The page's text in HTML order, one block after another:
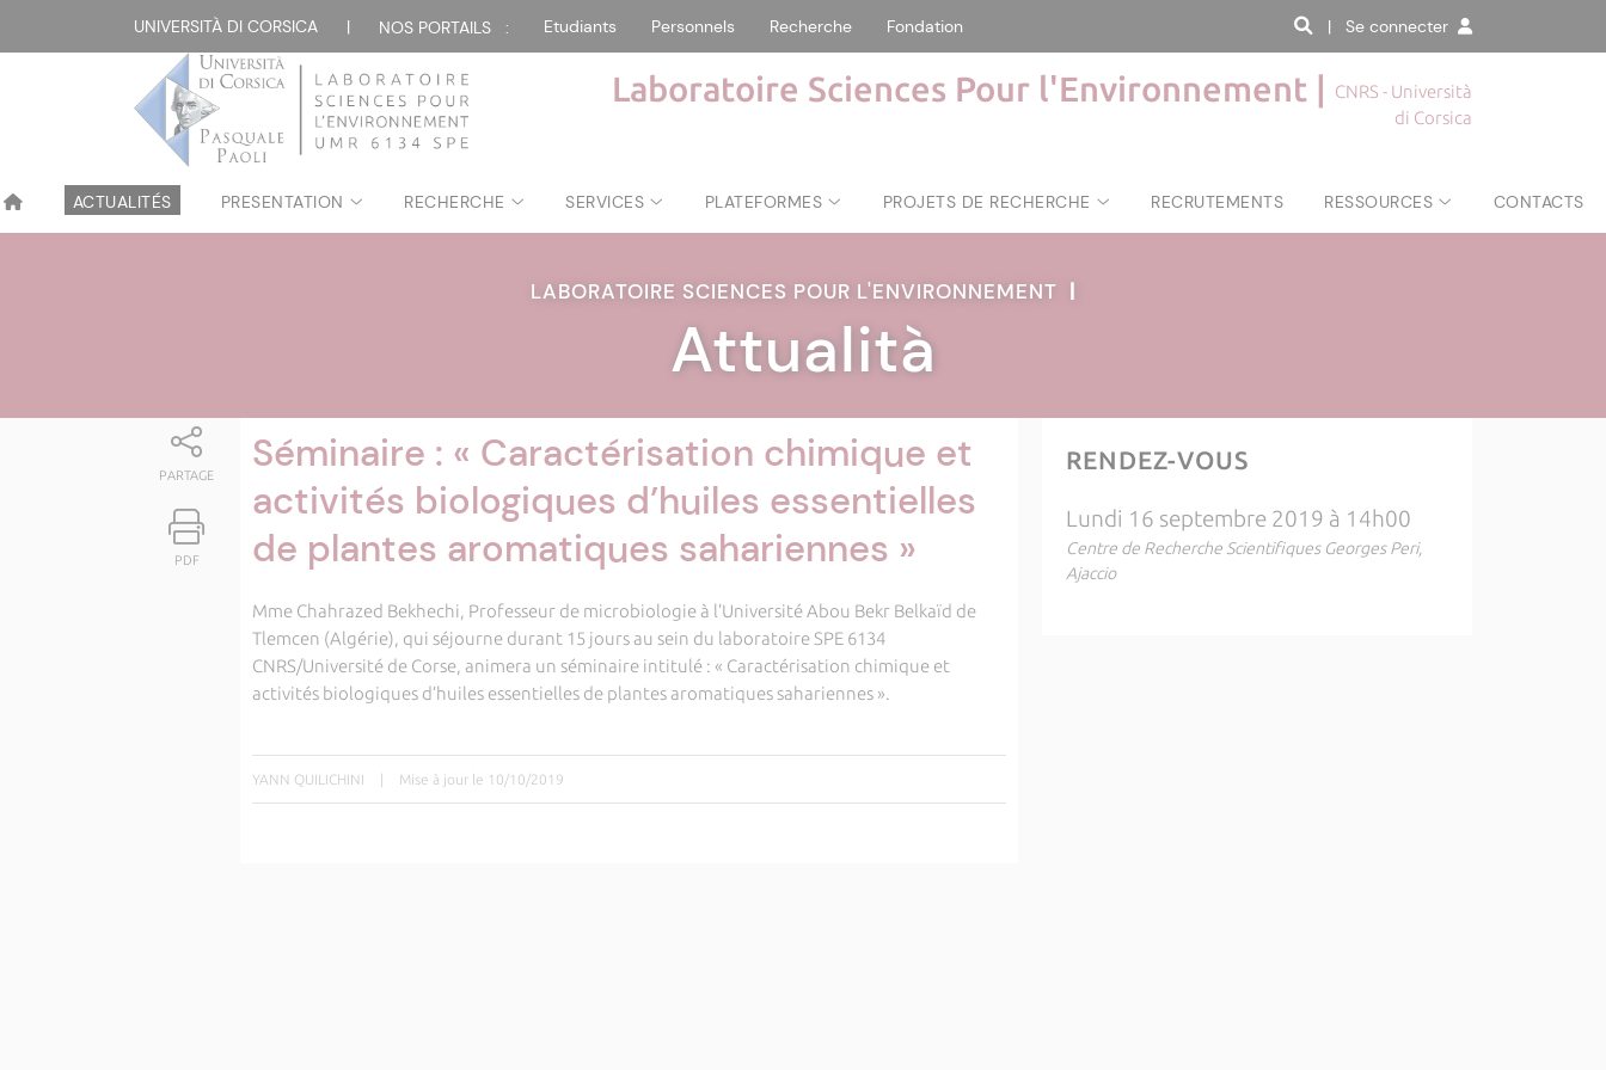
UNIVERSITÀ DI CORSICA | NOS PORTAILS : Etudiants Personnels Recherche Fondation | Se connecter
Laboratoire Sciences Pour l'Environnement |
CNRS - Università
di Corsica
ACTUALITÉS PRESENTATION RECHERCHE SERVICES PLATEFORMES PROJETS DE RECHERCHE RECRUTEMENTS RESSOURCES CONTACTS
LABORATOIRE SCIENCES POUR L'ENVIRONNEMENT |
Attualità
PARTAGE
PDF
Séminaire : « Caractérisation chimique et
activités biologiques d’huiles essentielles
de plantes aromatiques sahariennes »
Mme Chahrazed Bekhechi, Professeur de microbiologie à l’Université Abou Bekr Belkaïd de
Tlemcen (Algérie), qui séjourne durant 15 jours au sein du laboratoire SPE 6134
CNRS/Université de Corse, animera un séminaire intitulé : « Caractérisation chimique et
activités biologiques d’huiles essentielles de plantes aromatiques sahariennes ».
YANN QUILICHINI | Mise à jour le 10/10/2019
RENDEZ-VOUS
Lundi 16 septembre 2019 à 14h00
Centre de Recherche Scientifiques Georges Peri,
Ajaccio